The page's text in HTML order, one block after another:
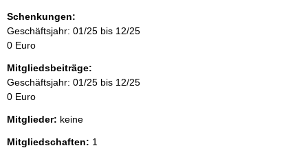
Schenkungen:
Geschäftsjahr: 01/25 bis 12/25
0 Euro
Mitgliedsbeiträge:
Geschäftsjahr: 01/25 bis 12/25
0 Euro
Mitglieder: keine
Mitgliedschaften: 1